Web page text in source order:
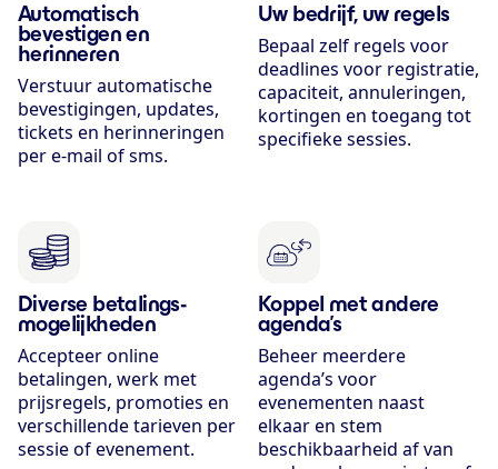
Automatisch
bevestigen en
herinneren
Verstuur automatische
bevestigingen, updates,
tickets en herinneringen
per e-mail of sms.
Uw bedrijf, uw regels
Bepaal zelf regels voor
deadlines voor registratie,
capaciteit, annuleringen,
kortingen en toegang tot
specifieke sessies.
Diverse betalings­
mogelijkheden
Accepteer online
betalingen, werk met
prijsregels, promoties en
verschillende tarieven per
sessie of evenement.
Koppel met andere
agenda’s
Beheer meerdere
agenda’s voor
evenementen naast
elkaar en stem
beschikbaarheid af van